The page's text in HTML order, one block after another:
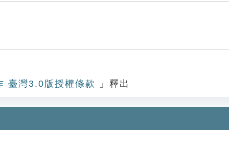
臺灣3.0版授權條款 」釋出